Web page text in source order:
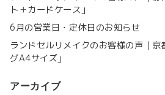
ト＋カードケース」
6月の営業日・定休日のお知らせ
ランドセルリメイクのお客様の声｜
グA4サイズ」
アーカイブ